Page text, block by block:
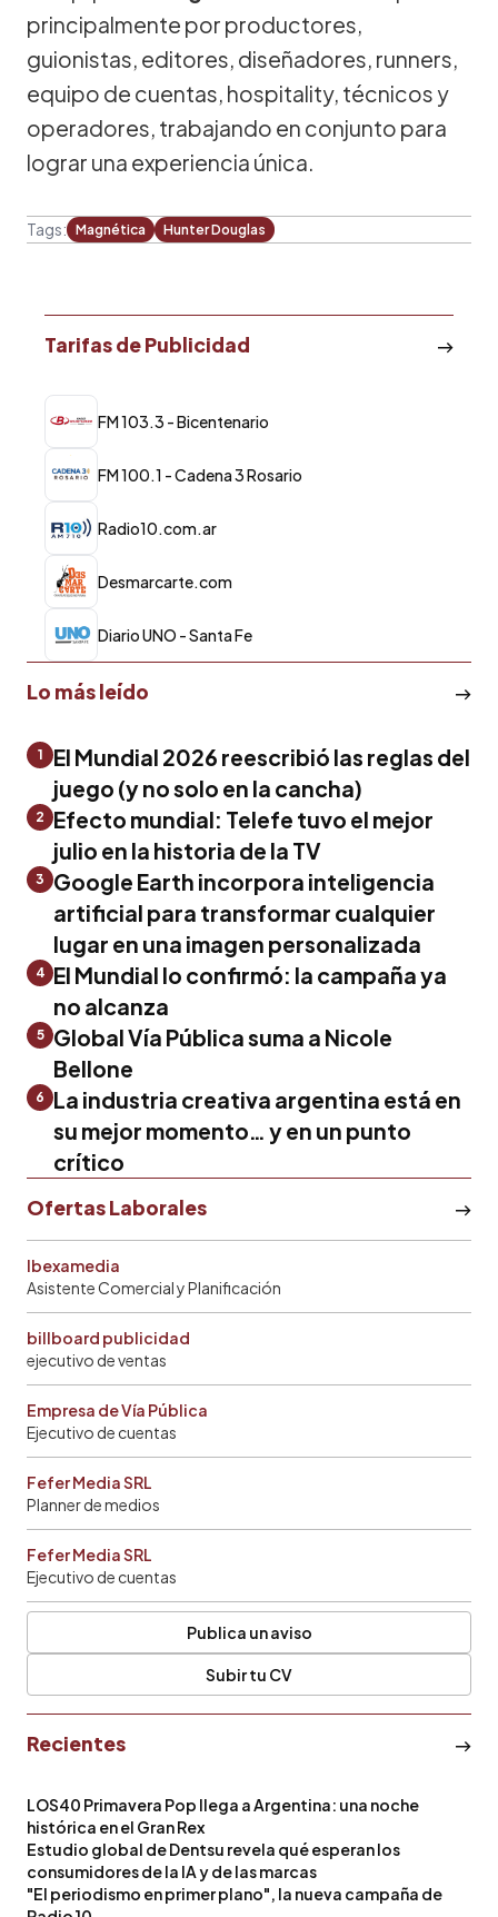
principalmente por productores,
guionistas, editores, diseñadores, runners,
equipo de cuentas, hospitality, técnicos y
operadores, trabajando en conjunto para
lograr una experiencia única.
Tags: Magnética Hunter Douglas
Tarifas de Publicidad
FM 103.3 - Bicentenario
FM 100.1 - Cadena 3 Rosario
Radio10.com.ar
Desmarcarte.com
Diario UNO - Santa Fe
Lo más leído
1
El Mundial 2026 reescribió las reglas del
juego (y no solo en la cancha)
2
Efecto mundial: Telefe tuvo el mejor
julio en la historia de la TV
3
Google Earth incorpora inteligencia
artificial para transformar cualquier
lugar en una imagen personalizada
4 El Mundial lo confirmó: la campaña ya
no alcanza
5
Global Vía Pública suma a Nicole
Bellone
6
La industria creativa argentina está en
su mejor momento… y en un punto
crítico
Ofertas Laborales
Ibexamedia
Asistente Comercial y Planificación
billboard publicidad
ejecutivo de ventas
Empresa de Vía Pública
Ejecutivo de cuentas
Fefer Media SRL
Planner de medios
Fefer Media SRL
Ejecutivo de cuentas
Publica un aviso
Subir tu CV
Recientes
LOS40 Primavera Pop llega a Argentina: una noche
histórica en el Gran Rex
Estudio global de Dentsu revela qué esperan los
consumidores de la IA y de las marcas
"El periodismo en primer plano", la nueva campaña de